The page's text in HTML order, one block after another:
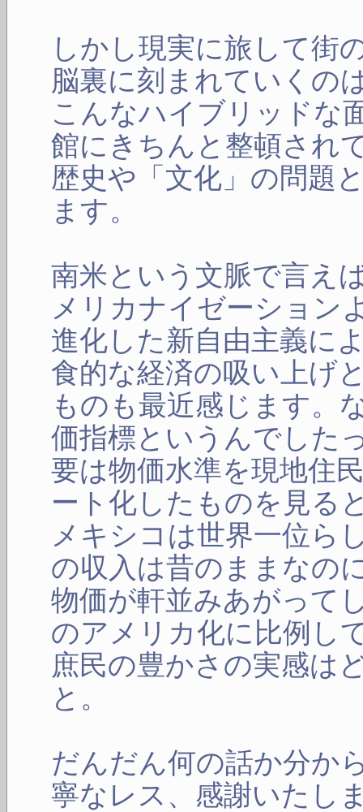
しかし現実に旅して街
脳裏に刻まれていくの
こんなハイブリッドな
館にきちんと整頓され
歴史や「文化」の問題
ます。
南米という文脈で言え
メリカナイゼーション
進化した新自由主義に
食的な経済の吸い上げ
ものも最近感じます。
価指標というんでした
要は物価水準を現地住
ート化したものを見る
メキシコは世界一位ら
の収入は昔のままなの
物価が軒並みあがって
のアメリカ化に比例し
庶民の豊かさの実感は
と。
だんだん何の話か分か
寧なレス、感謝いたし